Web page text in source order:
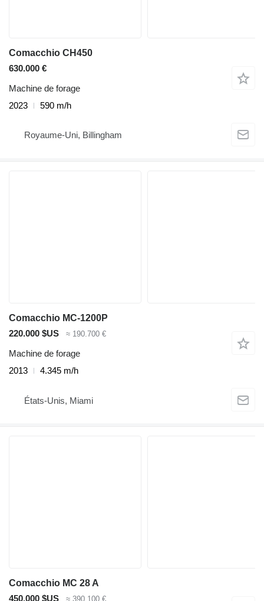
Comacchio CH450
630.000 €
Machine de forage
2023
590 m/h
Royaume-Uni, Billingham
Comacchio MC-1200P
220.000 $US
≈ 190.700 €
Machine de forage
2013
4.345 m/h
États-Unis, Miami
Comacchio MC 28 A
450.000 $US
≈ 390.100 €